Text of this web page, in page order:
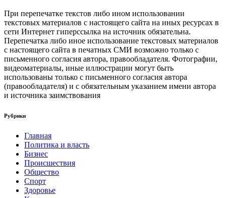
При перепечатке текстов либо ином использовании
текстовых материалов с настоящего сайта на иных ресурсах в
сети Интернет гиперссылка на источник обязательна.
Перепечатка либо иное использование текстовых материалов
с настоящего сайта в печатных СМИ возможно только с
письменного согласия автора, правообладателя. Фотографии,
видеоматериалы, иные иллюстрации могут быть
использованы только с письменного согласия автора
(правообладателя) и с обязательным указанием имени автора
и источника заимствования
Рубрики
Главная
Политика и власть
Бизнес
Происшествия
Общество
Cпорт
Здоровье